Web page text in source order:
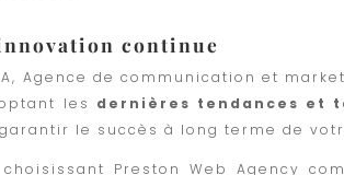
continue
Agence de communication et
les dernières tendances et
le succès à long terme de
choisissant Preston Web Agency